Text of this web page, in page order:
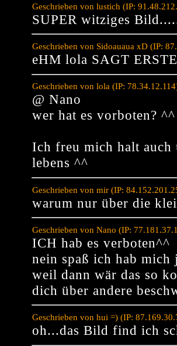
Geschrieben von lustich (IP:
SUPER witziges
Geschrieben von Sidoauaua xD (IP:
eHM lola SAGT
Geschrieben von lola (IP:
@ Nano
wer hat es vorboten? ^^
Ich freu mich halt auch
lebens ^^
Geschrieben von mir (IP:
warum nur über die
Geschrieben von Nano (IP:
ICH hab es verboten^^
nein spaß ich hab mich
weil dann wär das so
dich über andere
Geschrieben von hui =) (IP:
oh...das Bild find ich